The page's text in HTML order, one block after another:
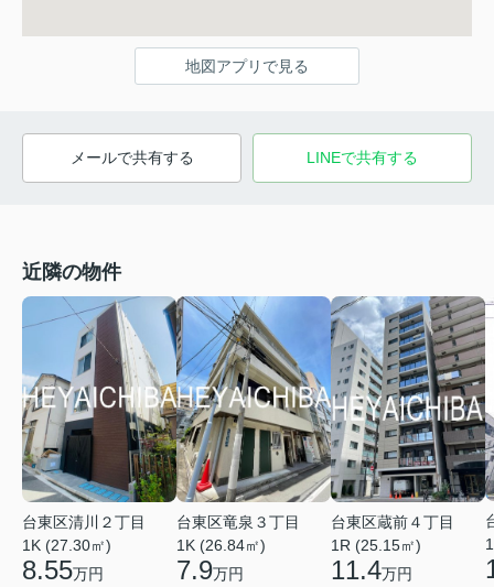
地図アプリで見る
メールで共有する LINEで共有する
近隣の物件
台東区清川２丁目
1K (27.30㎡)
8.55万円
台東区竜泉３丁目
1K (26.84㎡)
7.9万円
台東区蔵前４丁目
1R (25.15㎡)
11.4万円